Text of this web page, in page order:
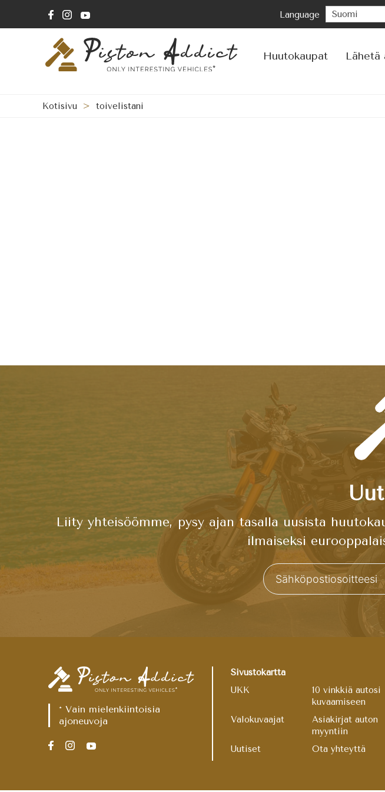
Language Suomi
Huutokaupat Lähetä
Kotisivu > toivelistani
Liity yhteisöömme, pysy ajan tasalla uusista
ilmaiseksi
* Vain mielenkiintoisia
ajoneuvoja
Sivustokartta
UKK
10 vinkkiä autosi
kuvaamiseen
Valokuvaajat
Asiakirjat auton
myyntiin
Uutiset
Ota yhteyttä